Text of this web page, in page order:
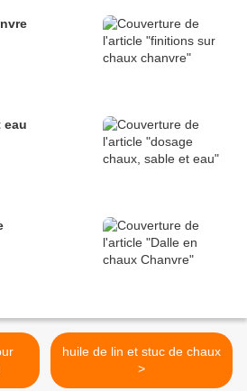
eau
huile de lin et stuc de chaux
>